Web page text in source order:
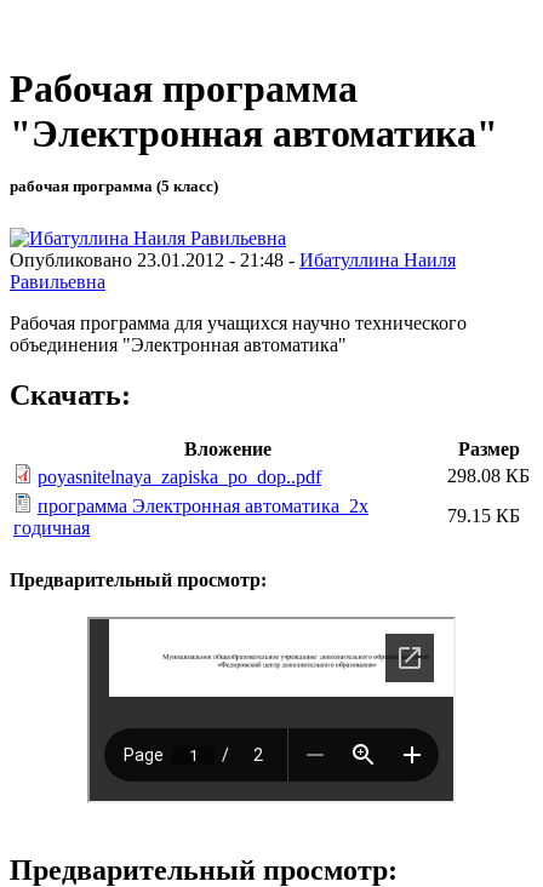
Рабочая программа
"Электронная автоматика"
рабочая программа (5 класс)
Опубликовано 23.01.2012 - 21:48 - Ибатуллина Наиля
Равильевна
Рабочая программа для учащихся научно технического
объединения "Электронная автоматика"
Скачать:
Вложение
Размер
poyasnitelnaya_zapiska_po_dop..pdf
298.08 КБ
программа Электронная автоматика_2х
годичная
79.15 КБ
Предварительный просмотр:
Предварительный просмотр: